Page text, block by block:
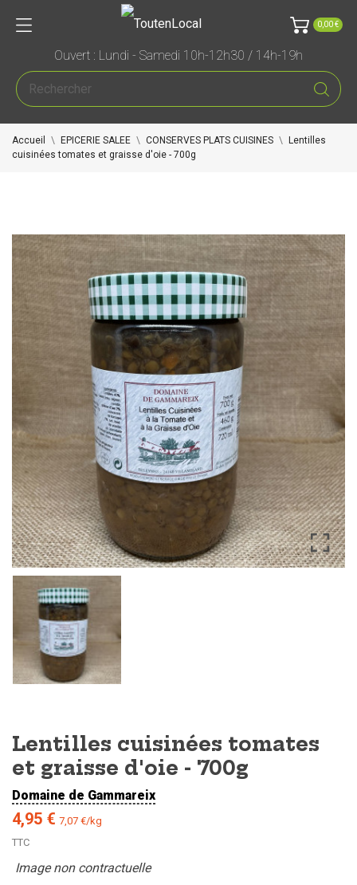
0,00 €
Ouvert : Lundi - Samedi 10h-12h30 / 14h-19h
Accueil EPICERIE SALEE CONSERVES PLATS CUISINES
Lentilles
cuisinées tomates et graisse d'oie - 700g
Lentilles cuisinées tomates
et graisse d'oie - 700g
Domaine de Gammareix
4,95 € 7,07 €/kg
TTC
Image non contractuelle